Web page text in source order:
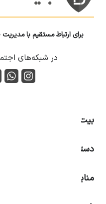
برای ارتباط مستقیم با
در شبکه‌های
بیت ایمن
دسترسی آسان
منابع آموزشی